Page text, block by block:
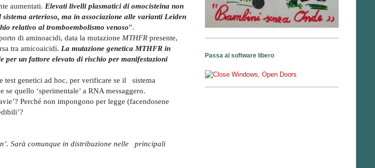
aumentati. Elevati livelli plasmatici di omocisteina non
arterioso, ma in associazione alle varianti Leiden
relativo al tromboembolismo venoso”.
di aminoacidi, data la mutazione MTHFR presente,
tra amicoaicidi. La mutazione genetica MTHFR in
per un fattore elevato di rischio per manifestazioni
test genetici ad hoc, per verificare se il sistema
quello ‘sperimentale’ a RNA messaggero.
Perché non impongono per legge (facendosene
Sarà comunque in distribuzione nelle principali
Passa al software libero